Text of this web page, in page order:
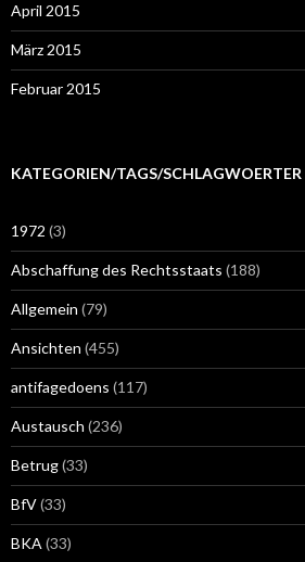
April 2015
März 2015
Februar 2015
KATEGORIEN/TAGS/SCHLAGWOERTER
1972 (3)
Abschaffung des Rechtsstaats (188)
Allgemein (79)
Ansichten (455)
antifagedoens (117)
Austausch (236)
Betrug(33)
BfV(33)
BKA (33)